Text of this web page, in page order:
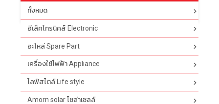
ทั้งหมด
อีเล็คโทรนิคส์ Electronic
อะไหล่ Spare Part
เครื่องใช้ไฟฟ้า Appliance
ไลฟ์สไตล์ Life style
Amorn solar โซล่าเซลล์
ตัวกรอง